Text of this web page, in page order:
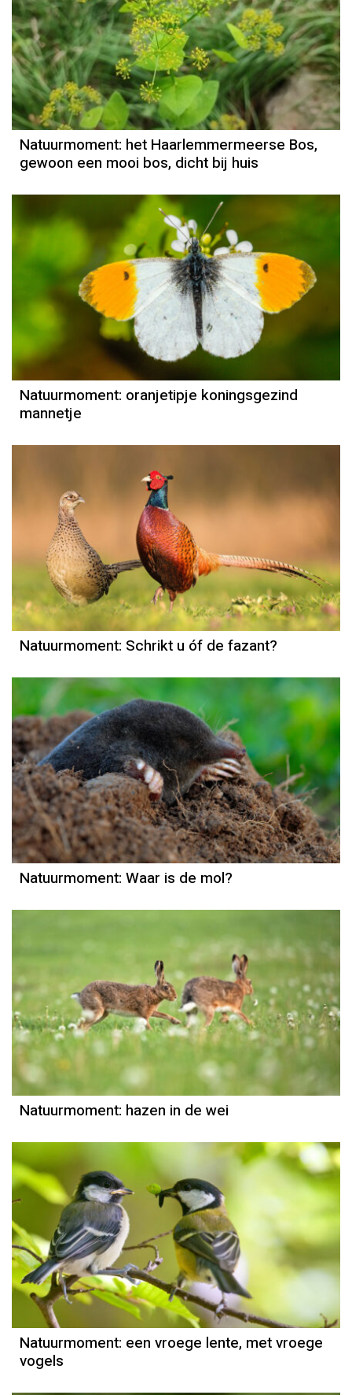
Natuurmoment
Door Kees Loogman
Natuurmoment: het Haarlemmermeerse Bos,
gewoon een mooi bos, dicht bij huis
Natuurmoment
Door Kees Loogman
Natuurmoment: oranjetipje koningsgezind
mannetje
Natuurmoment
Door Kees Loogman
Natuurmoment: Schrikt u óf de fazant?
Natuurmoment
Door Kees Loogman
Natuurmoment: Waar is de mol?
Natuurmoment
Door Kees Loogman
Natuurmoment: hazen in de wei
Natuurmoment
Door Kees Loogman
Natuurmoment: een vroege lente, met vroege
vogels